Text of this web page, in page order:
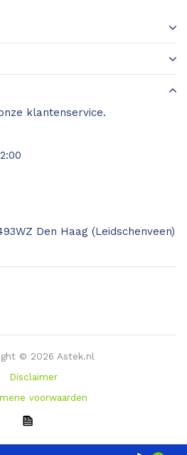
klantenservice.
Den Haag (Leidschenveen)
© 2026 Astek.nl
Disclaimer
voorwaarden